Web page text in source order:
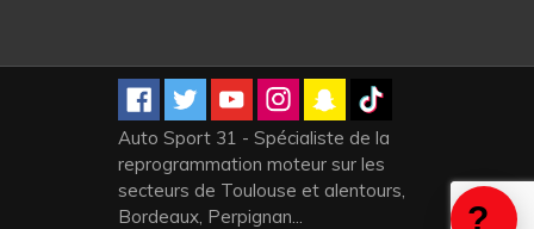
Auto Sport 31 - Spécialiste de la
reprogrammation moteur sur les
secteurs de Toulouse et alentours,
Bordeaux, Perpignan...